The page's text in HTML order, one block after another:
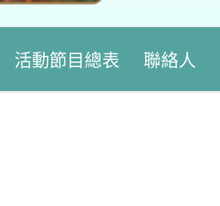
活動節目總表 聯絡人